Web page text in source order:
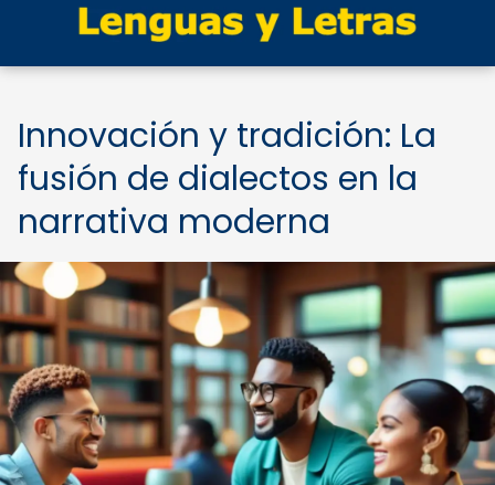
Innovación y tradición: La
fusión de dialectos en la
narrativa moderna